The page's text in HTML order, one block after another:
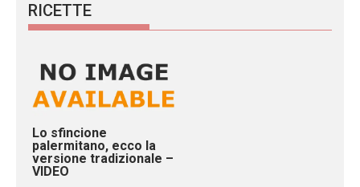
RICETTE
Lo sfincione
palermitano, ecco la
versione tradizionale –
VIDEO